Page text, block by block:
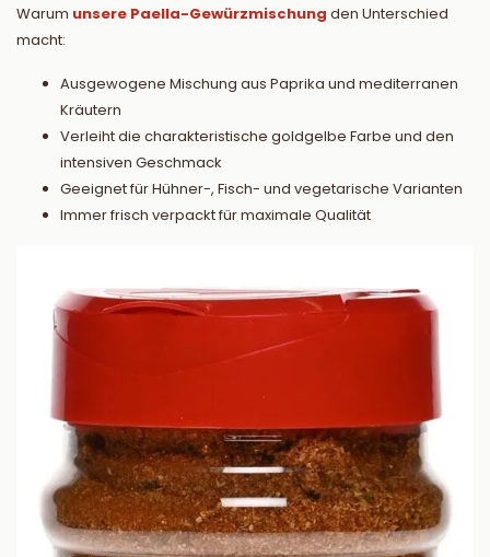
Warum unsere Paella-Gewürzmischung den Unterschied
macht:
Ausgewogene Mischung aus Paprika und mediterranen
Kräutern
Verleiht die charakteristische goldgelbe Farbe und den
intensiven Geschmack
Geeignet für Hühner-, Fisch- und vegetarische Varianten
Immer frisch verpackt für maximale Qualität